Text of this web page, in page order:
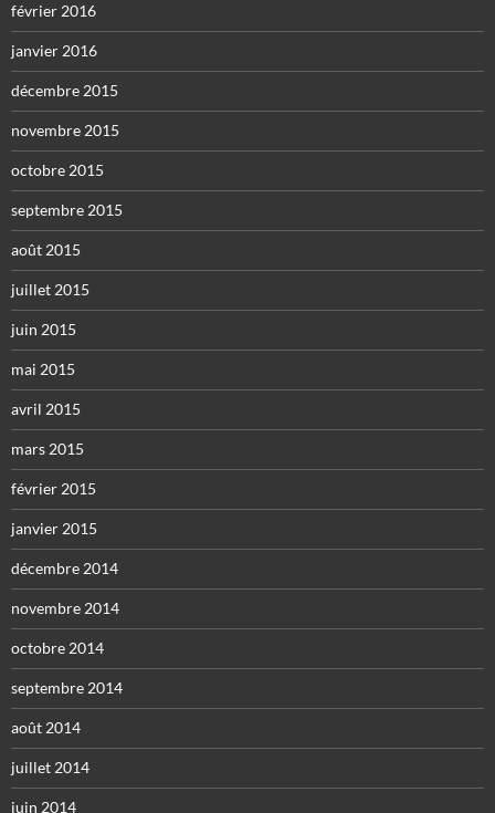
février 2016
janvier 2016
décembre 2015
novembre 2015
octobre 2015
septembre 2015
août 2015
juillet 2015
juin 2015
mai 2015
avril 2015
mars 2015
février 2015
janvier 2015
décembre 2014
novembre 2014
octobre 2014
septembre 2014
août 2014
juillet 2014
juin 2014